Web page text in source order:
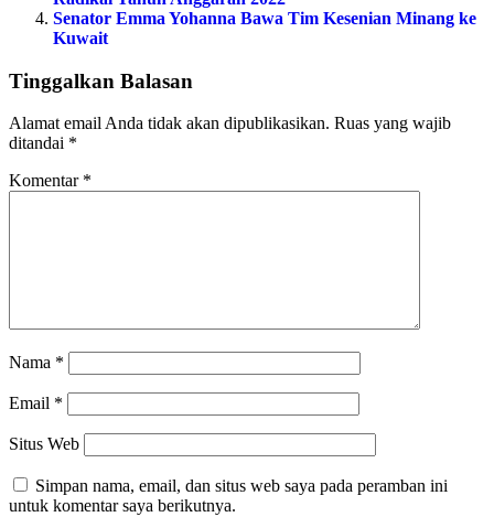
Senator Emma Yohanna Bawa Tim Kesenian Minang ke
Kuwait
Tinggalkan Balasan
Alamat email Anda tidak akan dipublikasikan. Ruas yang wajib
ditandai *
Komentar *
Nama *
Email *
Situs Web
Simpan nama, email, dan situs web saya pada peramban ini
untuk komentar saya berikutnya.